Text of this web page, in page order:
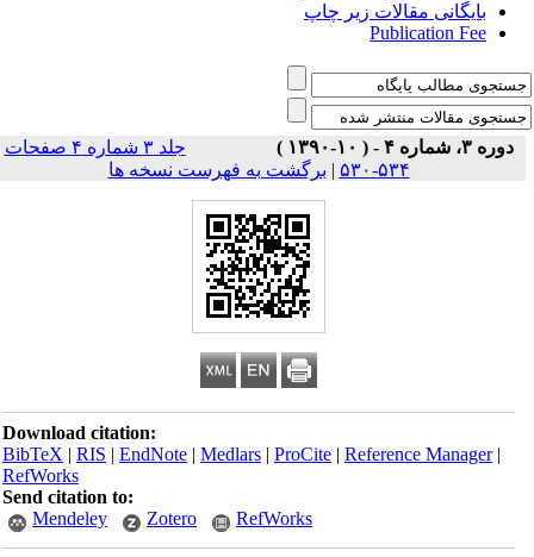
بایگانی مقالات زیر چاپ
Publication Fee
دوره ۳، شماره ۴ - ( ۱۰-۱۳۹۰ )
جلد ۳ شماره ۴ صفحات
۵۳۴-۵۳۰
|برگشت به فهرست نسخه ها
Download citation:
BibTeX|RIS|EndNote|Medlars|ProCite|Reference Manager
RefWorks
Send citation to:
Mendeley
Zotero RefWorks